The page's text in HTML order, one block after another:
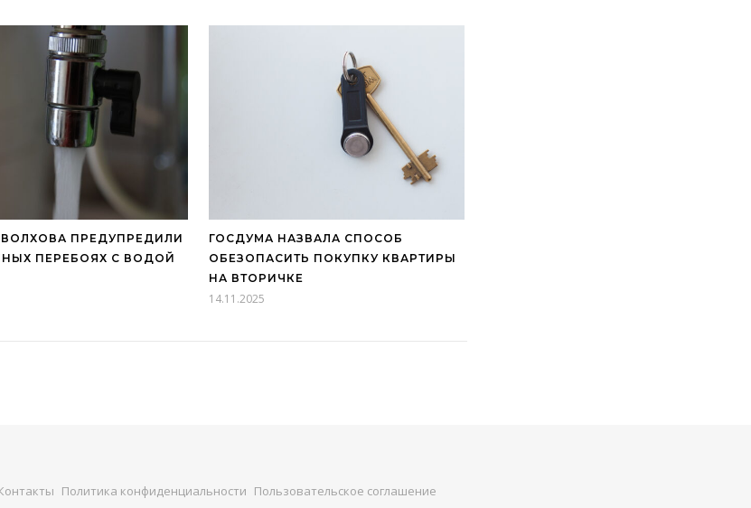
ПРЕДУПРЕДИЛИ
ПЕРЕБОЯХ С ВОДОЙ
ГОСДУМА НАЗВАЛА СПОСОБ
ОБЕЗОПАСИТЬ ПОКУПКУ КВАРТИРЫ
НА ВТОРИЧКЕ
14.11.2025
Политика конфиденциальности Пользовательское соглашение